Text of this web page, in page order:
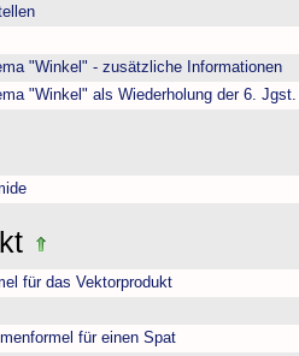
"Winkel" - zusätzliche Informationen
"Winkel" als Wiederholung der 6. Jgst.
für das Vektorprodukt
für einen Spat